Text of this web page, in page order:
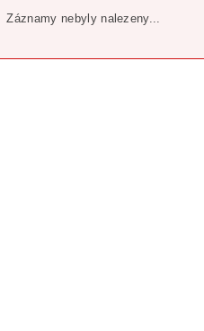
VOZÍKY
Záznamy nebyly nalezeny...